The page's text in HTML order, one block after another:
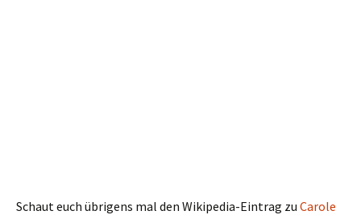
Schaut euch übrigens mal den Wikipedia-Eintrag zu Carole